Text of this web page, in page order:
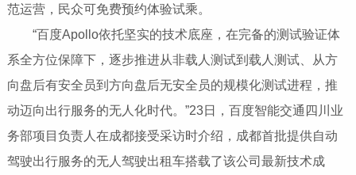
范运营，民众可免费预约体验试乘。
“百度Apollo依托坚实的技术底座，在完备的测试验证体
系全方位保障下，逐步推进从非载人测试到载人测试、从方
向盘后有安全员到方向盘后无安全员的规模化测试进程，推
动迈向出行服务的无人化时代。”23日，百度智能交通四川业
务部项目负责人在成都接受采访时介绍，成都首批提供自动
驾驶出行服务的无人驾驶出租车搭载了该公司最新技术成